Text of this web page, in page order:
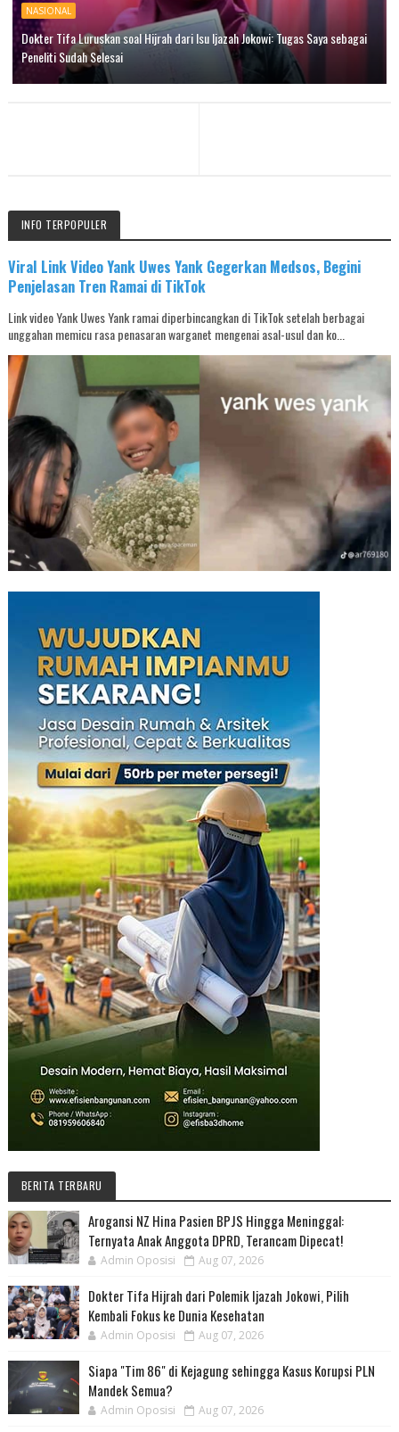
NASIONAL
Dokter Tifa Luruskan soal Hijrah dari Isu Ijazah Jokowi: Tugas Saya sebagai
Peneliti Sudah Selesai
INFO TERPOPULER
Viral Link Video Yank Uwes Yank Gegerkan Medsos, Begini
Penjelasan Tren Ramai di TikTok
Link video Yank Uwes Yank ramai diperbincangkan di TikTok setelah berbagai
unggahan memicu rasa penasaran warganet mengenai asal-usul dan ko...
BERITA TERBARU
Arogansi NZ Hina Pasien BPJS Hingga Meninggal:
Ternyata Anak Anggota DPRD, Terancam Dipecat!
Admin Oposisi Aug 07, 2026
Dokter Tifa Hijrah dari Polemik Ijazah Jokowi, Pilih
Kembali Fokus ke Dunia Kesehatan
Admin Oposisi Aug 07, 2026
Siapa "Tim 86" di Kejagung sehingga Kasus Korupsi PLN
Mandek Semua?
Admin Oposisi Aug 07, 2026